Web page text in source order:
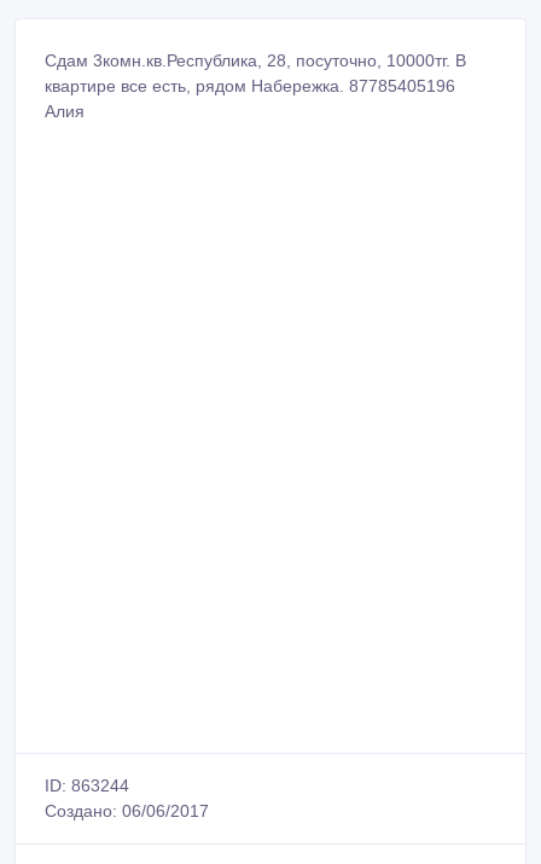
Сдам 3комн.кв.Республика, 28, посуточно, 10000тг. В
квартире все есть, рядом Набережка. 87785405196
Алия
ID: 863244
Создано: 06/06/2017